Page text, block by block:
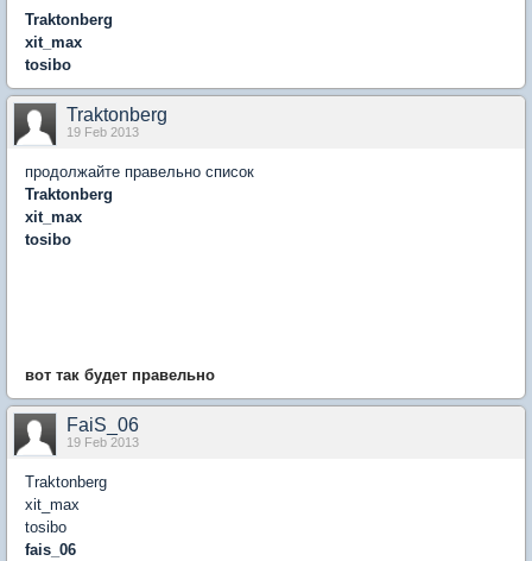
Traktonberg
xit_max
tosibo
Traktonberg
19 Feb 2013
продолжайте правельно список
Traktonberg
xit_max
tosibo
вот так будет правельно
FaiS_06
19 Feb 2013
Traktonberg
xit_max
tosibo
fais_06